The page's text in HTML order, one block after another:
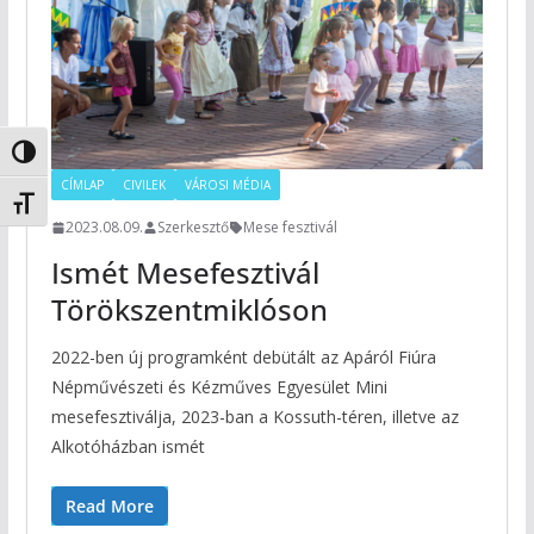
Nagy kontraszt váltása
Betűméret váltása
CÍMLAP CIVILEK VÁROSI MÉDIA
2023.08.09. Szerkesztő Mese fesztivál
Ismét Mesefesztivál
Törökszentmiklóson
2022-ben új programként debütált az Apáról Fiúra
Népművészeti és Kézműves Egyesület Mini
mesefesztiválja, 2023-ban a Kossuth-téren, illetve az
Alkotóházban ismét
Read More